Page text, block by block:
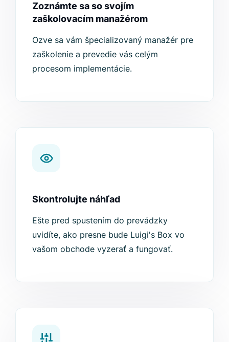
Zoznámte sa so svojím
zaškolovacím manažérom
Ozve sa vám špecializovaný manažér pre
zaškolenie a prevedie vás celým
procesom implementácie.
Skontrolujte náhľad
Ešte pred spustením do prevádzky
uvidíte, ako presne bude Luigi's Box vo
vašom obchode vyzerať a fungovať.